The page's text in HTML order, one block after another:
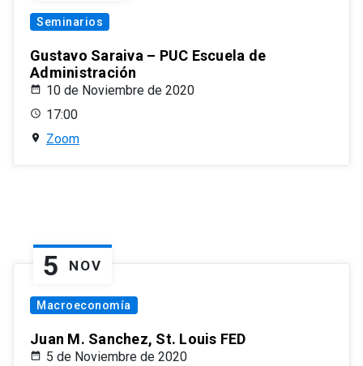
Seminarios
Gustavo Saraiva – PUC Escuela de
Administración
10 de Noviembre de 2020
17:00
Zoom
5 NOV
Macroeconomía
Juan M. Sanchez, St. Louis FED
5 de Noviembre de 2020